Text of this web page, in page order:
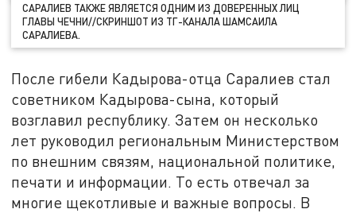
САРАЛИЕВ ТАКЖЕ ЯВЛЯЕТСЯ ОДНИМ ИЗ ДОВЕРЕННЫХ ЛИЦ
ГЛАВЫ ЧЕЧНИ//СКРИНШОТ ИЗ ТГ-КАНАЛА ШАМСАИЛА
САРАЛИЕВА.
После гибели Кадырова-отца Саралиев стал
советником Кадырова-сына, который
возглавил республику. Затем он несколько
лет руководил региональным Министерством
по внешним связям, национальной политике,
печати и информации. То есть отвечал за
многие щекотливые и важные вопросы. В